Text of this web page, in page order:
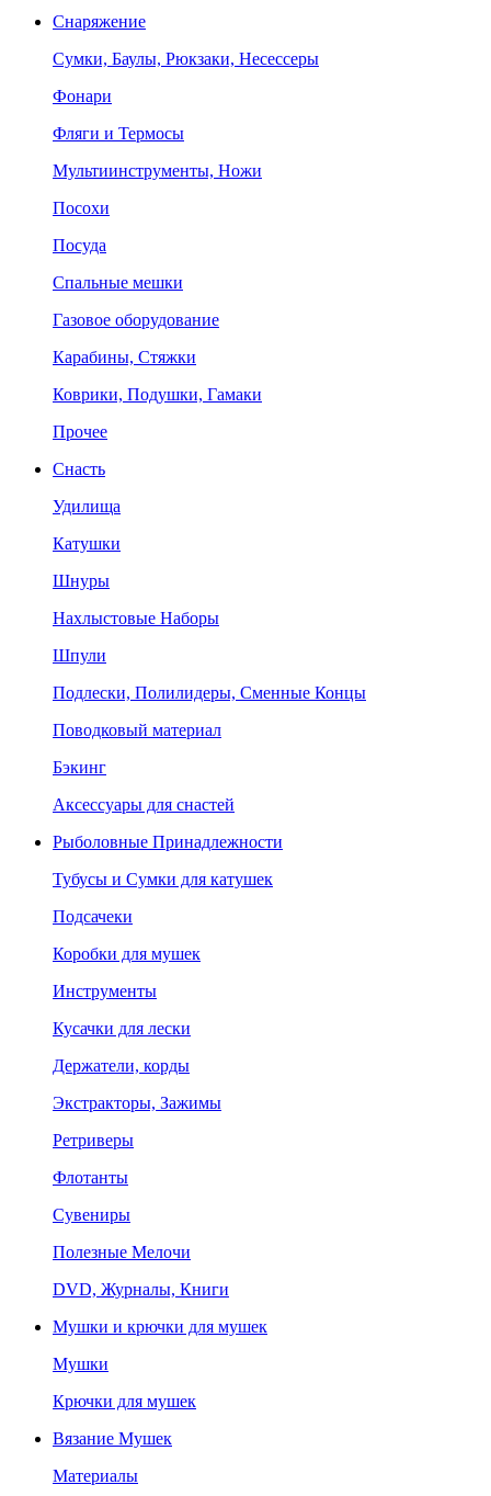
Снаряжение
Сумки, Баулы, Рюкзаки, Несессеры
Фонари
Фляги и Термосы
Мультиинструменты, Ножи
Посохи
Посуда
Спальные мешки
Газовое оборудование
Карабины, Стяжки
Коврики, Подушки, Гамаки
Прочее
Снасть
Удилища
Катушки
Шнуры
Нахлыстовые Наборы
Шпули
Подлески, Полилидеры, Сменные Концы
Поводковый материал
Бэкинг
Аксессуары для снастей
Рыболовные Принадлежности
Тубусы и Сумки для катушек
Подсачеки
Коробки для мушек
Инструменты
Кусачки для лески
Держатели, корды
Экстракторы, Зажимы
Ретриверы
Флотанты
Сувениры
Полезные Мелочи
DVD, Журналы, Книги
Мушки и крючки для мушек
Мушки
Крючки для мушек
Вязание Мушек
Материалы